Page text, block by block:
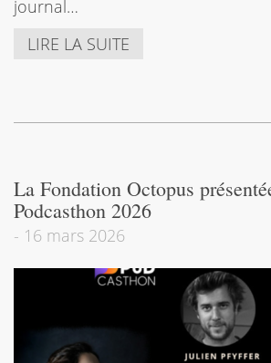
journal…
LIRE LA SUITE
La Fondation Octopus
Podcasthon 2026
- 16 mars 2026